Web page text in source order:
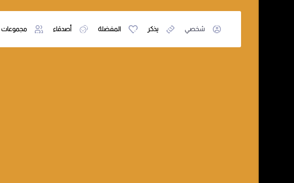
شخصي يذكر المفضلة أصدقاء مجموعات